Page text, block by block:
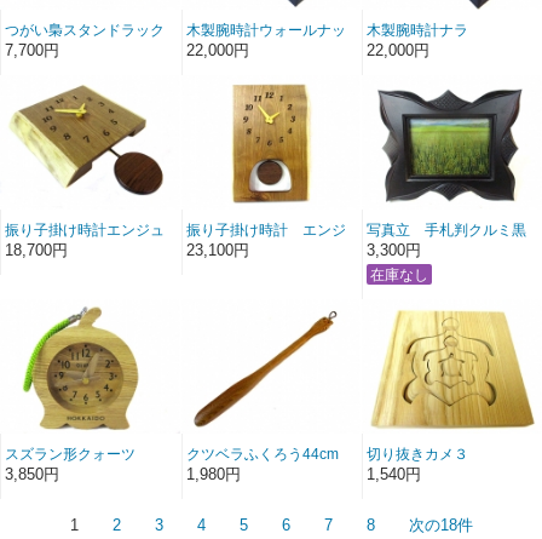
つがい梟スタンドラック
7,700円
木製腕時計ウォールナッ
ト
22,000円
木製腕時計ナラ
22,000円
振り子掛け時計エンジュ
四角
18,700円
振り子掛け時計 エンジ
ュ長角
23,100円
写真立 手札判クルミ黒
3,300円
スズラン形クォーツ
3,850円
クツベラふくろう44cm
1,980円
切り抜きカメ３
1,540円
1 2 3 4 5 6 7 8 次の18件